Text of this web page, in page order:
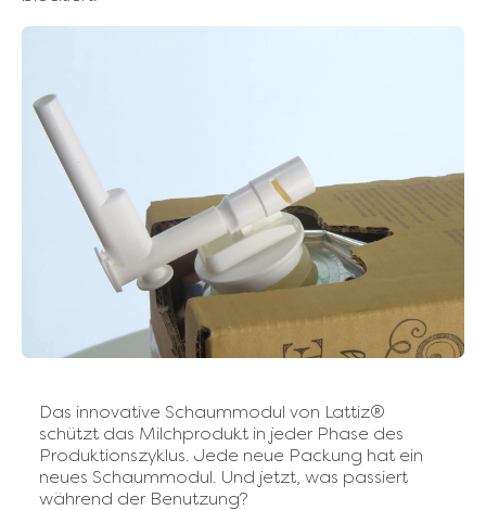
Das innovative Schaummodul von Lattiz®
schützt das Milchprodukt in jeder Phase des
Produktionszyklus. Jede neue Packung hat ein
neues Schaummodul. Und jetzt, was passiert
während der Benutzung?